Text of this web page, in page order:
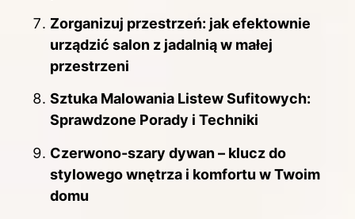
Zorganizuj przestrzeń: jak efektownie
urządzić salon z jadalnią w małej
przestrzeni
Sztuka Malowania Listew Sufitowych:
Sprawdzone Porady i Techniki
Czerwono-szary dywan – klucz do
stylowego wnętrza i komfortu w Twoim
domu